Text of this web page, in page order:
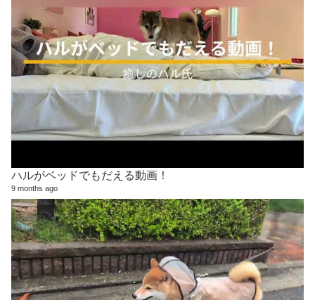
ハルがベッドでもだえる動画！
9 months ago